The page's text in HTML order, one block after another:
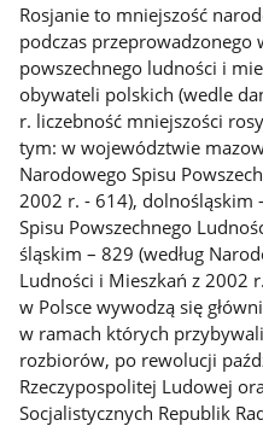
Rosjanie to mniejszość
podczas
powszechnego ludności i
obywateli polskich (wedle
r. liczebność mniejszości
tym: w województwie
Narodowego Spisu
2002 r. - 614), dolnośląskim
Spisu Powszechnego
śląskim – 829 (według
Ludności i Mieszkań z 2002
w Polsce wywodzą się
w ramach których
rozbiorów, po rewolucji
Rzeczypospolitej Ludowej
Socjalistycznych Republik